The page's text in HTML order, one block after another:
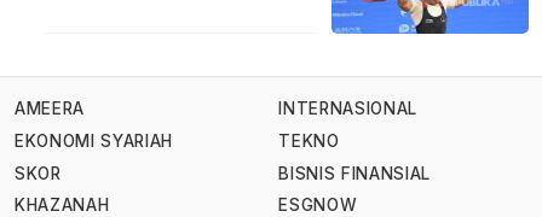
AMEERA
EKONOMI SYARIAH
SKOR
KHAZANAH
INTERNASIONAL
TEKNO
BISNIS FINANSIAL
ESGNOW